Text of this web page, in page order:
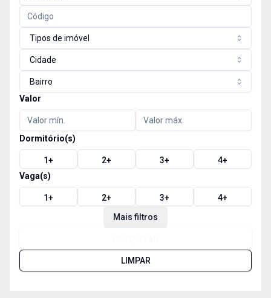
Tipos de imóvel
Cidade
Bairro
Valor
Dormitório(s)
1+ 2+ 3+ 4+
Vaga(s)
1+ 2+ 3+ 4+
Mais filtros
LIMPAR